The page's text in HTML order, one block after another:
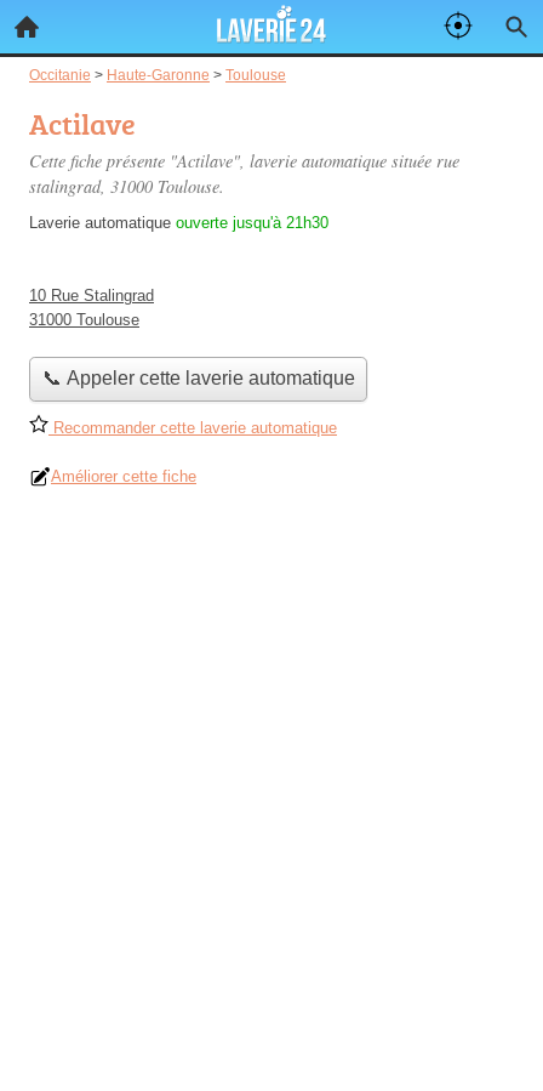
Occitanie > Haute-Garonne > Toulouse
Actilave
Cette fiche présente "Actilave", laverie automatique située rue
stalingrad, 31000 Toulouse.
Laverie automatique ouverte jusqu'à 21h30
10 Rue Stalingrad
31000 Toulouse
📞 Appeler cette laverie automatique
Recommander cette laverie automatique
Améliorer cette fiche